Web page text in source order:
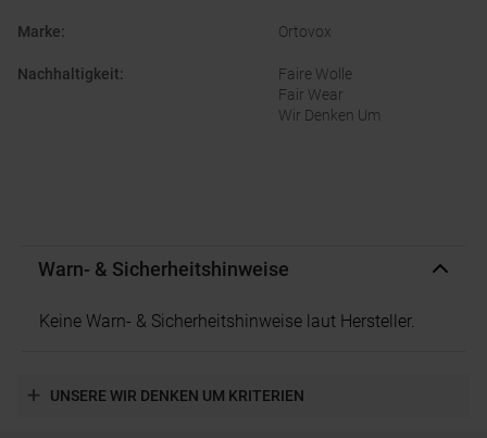
Marke: Ortovox
Nachhaltigkeit:
Faire Wolle
Fair Wear
Wir Denken Um
Warn- & Sicherheitshinweise
Keine Warn- & Sicherheitshinweise laut Hersteller.
UNSERE WIR DENKEN UM KRITERIEN